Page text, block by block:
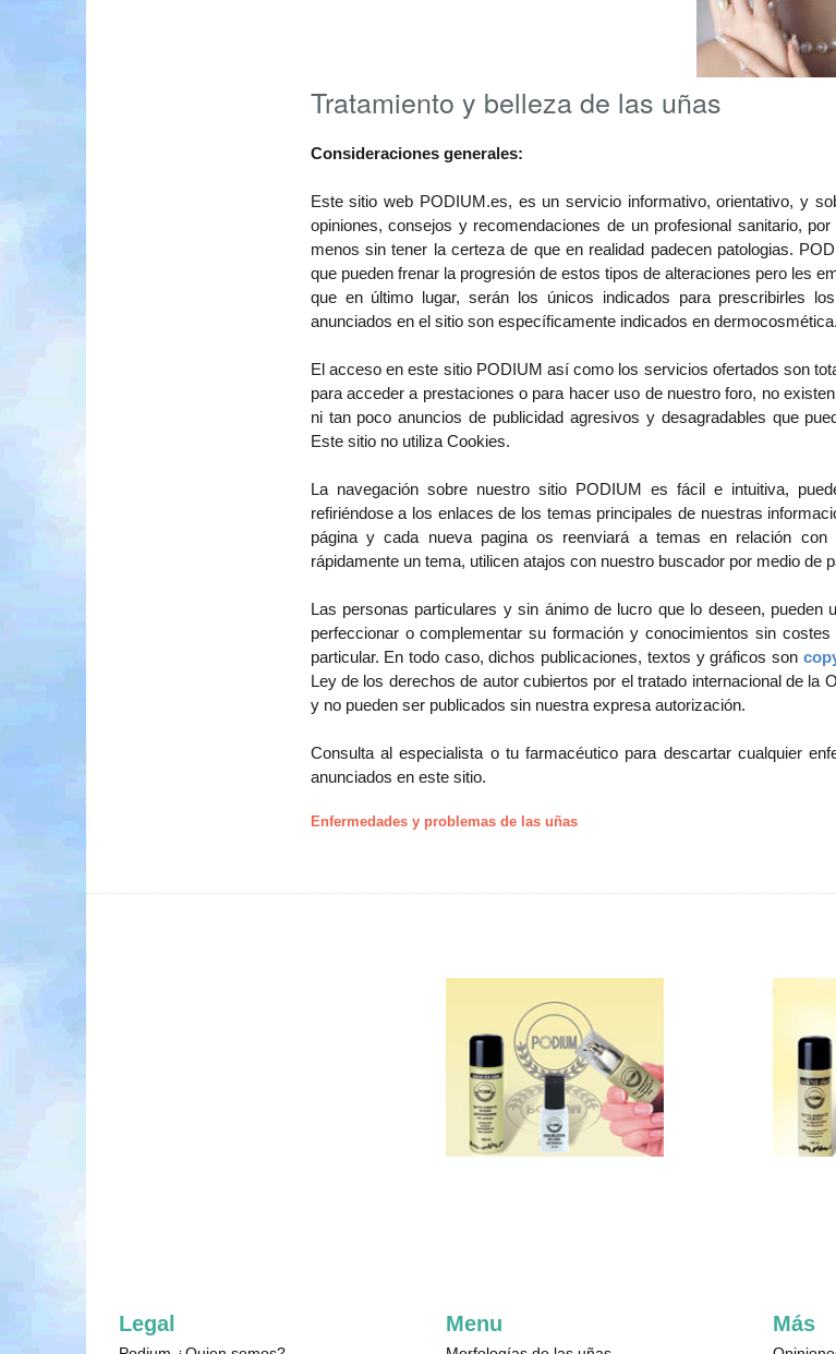
Tratamiento y belleza de las uñas
Consideraciones generales:
Este sitio web PODIUM.es, es un servicio informativo, orientativo, y
opiniones, consejos y recomendaciones de un profesional sanitario,
menos sin tener la certeza de que en realidad padecen patologias.
que pueden frenar la progresión de estos tipos de alteraciones pero les
que en último lugar, serán los únicos indicados para prescribirles
anunciados en el sitio son específicamente indicados en dermocosmética.
El acceso en este sitio PODIUM así como los servicios ofertados son
para acceder a prestaciones o para hacer uso de nuestro foro, no
ni tan poco anuncios de publicidad agresivos y desagradables que
Este sitio no utiliza Cookies.
La navegación sobre nuestro sitio PODIUM es fácil e intuitiva,
refiriéndose a los enlaces de los temas principales de nuestras
página y cada nueva pagina os reenviará a temas en relación
rápidamente un tema, utilicen atajos con nuestro buscador por medio de
Las personas particulares y sin ánimo de lucro que lo deseen,
perfeccionar o complementar su formación y conocimientos sin
particular. En todo caso, dichos publicaciones, textos y gráficos son
Ley de los derechos de autor cubiertos por el tratado internacional de la
y no pueden ser publicados sin nuestra expresa autorización.
Consulta al especialista o tu farmacéutico para descartar cualquier
anunciados en este sitio.
Enfermedades y problemas de las uñas
Legal Menu Más